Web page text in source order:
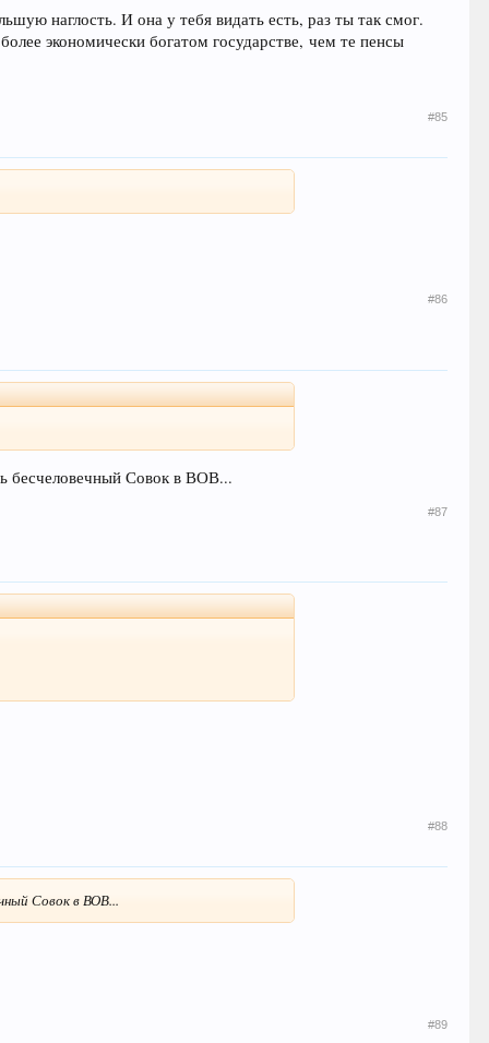
наглость. И она у тебя видать есть, раз ты так смог.
экономически богатом государстве, чем те пенсы
#85
#86
бесчеловечный Совок в ВОВ...
#87
#88
Совок в ВОВ...
#89